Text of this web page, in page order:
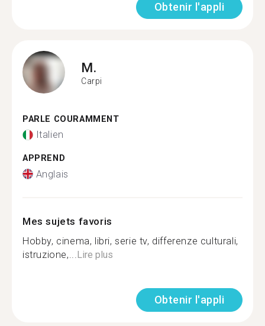
Obtenir l'appli
M.
Carpi
PARLE COURAMMENT
Italien
APPREND
Anglais
Mes sujets favoris
Hobby, cinema, libri, serie tv, differenze culturali,
istruzione,... Lire plus
Obtenir l'appli